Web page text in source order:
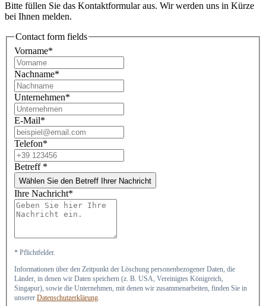
Bitte füllen Sie das Kontaktformular aus. Wir werden uns in Kürze
bei Ihnen melden.
Contact form fields
Vorname*
Nachname*
Unternehmen*
E-Mail*
Telefon*
Betreff *
Wählen Sie den Betreff Ihrer Nachricht
Ihre Nachricht*
* Pflichtfelder.
Informationen über den Zeitpunkt der Löschung personenbezogener Daten, die
Länder, in denen wir Daten speichern (z. B. USA, Vereinigtes Königreich,
Singapur), sowie die Unternehmen, mit denen wir zusammenarbeiten, finden Sie in
unserer Datenschutzerklärung.